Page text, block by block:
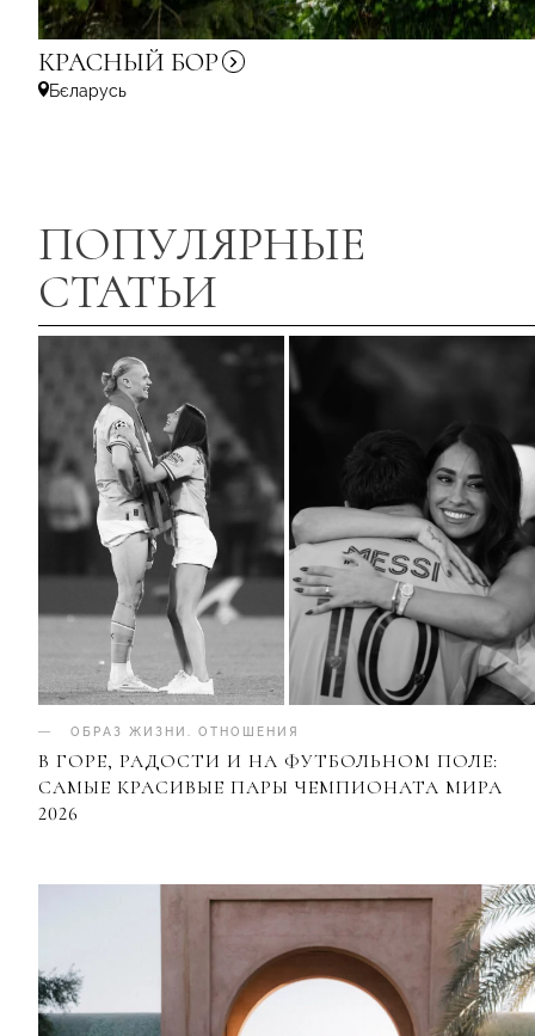
КРАСНЫЙ БОР
Бєларусь
ПОПУЛЯРНЫЕ
СТАТЬИ
ОБРАЗ ЖИЗНИ ОТНОШЕНИЯ
В ГОРЕ, РАДОСТИ И НА ФУТБОЛЬНОМ ПОЛЕ:
САМЫЕ КРАСИВЫЕ ПАРЫ ЧЕМПИОНАТА МИРА
2026